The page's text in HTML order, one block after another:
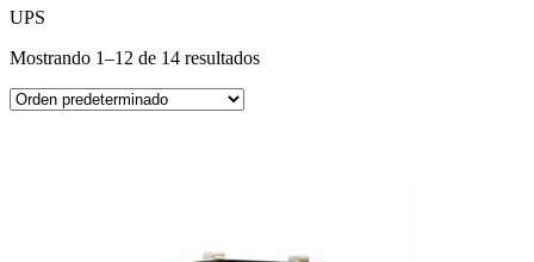
UPS
Mostrando 1–12 de 14 resultados